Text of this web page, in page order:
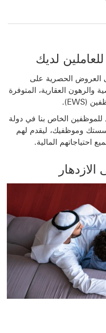
لديك
العروض الحصرية على
والرهون العقارية، المتوفرة
الخاص بنا في دولة
وموظفيك، ليقدم لهم
احتياجاتهم المالية.